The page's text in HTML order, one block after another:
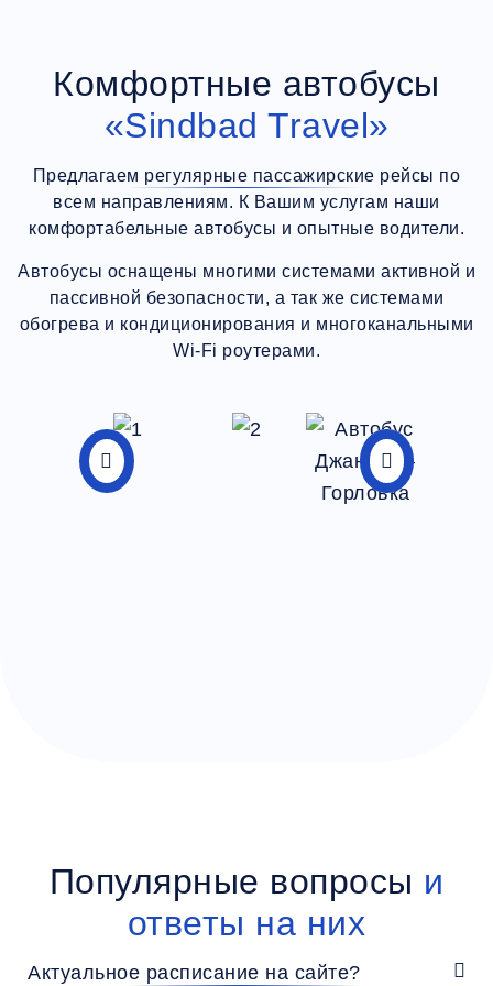
Комфортные автобусы
«Sindbad Travel»
Предлагаем регулярные пассажирские рейсы по
всем направлениям. К Вашим услугам наши
комфортабельные автобусы и опытные водители.
Автобусы оснащены многими системами активной и
пассивной безопасности, а так же системами
обогрева и кондиционирования и многоканальными
Wi-Fi роутерами.
Популярные вопросы и
ответы на них
Актуальное расписание на сайте?